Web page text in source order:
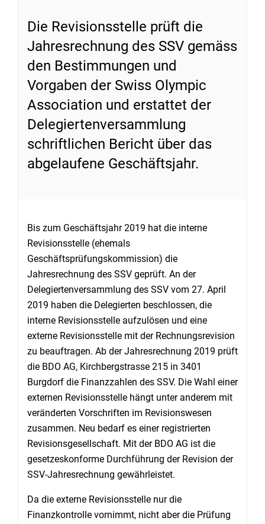
Die Revisionsstelle prüft die
Jahresrechnung des SSV gemäss
den Bestimmungen und
Vorgaben der Swiss Olympic
Association und erstattet der
Delegiertenversammlung
schriftlichen Bericht über das
abgelaufene Geschäftsjahr.
Bis zum Geschäftsjahr 2019 hat die interne
Revisionsstelle (ehemals
Geschäftsprüfungskommission) die
Jahresrechnung des SSV geprüft. An der
Delegiertenversammlung des SSV vom 27. April
2019 haben die Delegierten beschlossen, die
interne Revisionsstelle aufzulösen und eine
externe Revisionsstelle mit der Rechnungsrevision
zu beauftragen. Ab der Jahresrechnung 2019 prüft
die BDO AG, Kirchbergstrasse 215 in 3401
Burgdorf die Finanzzahlen des SSV. Die Wahl einer
externen Revisionsstelle hängt unter anderem mit
veränderten Vorschriften im Revisionswesen
zusammen. Neu bedarf es einer registrierten
Revisionsgesellschaft. Mit der BDO AG ist die
gesetzeskonforme Durchführung der Revision der
SSV-Jahresrechnung gewährleistet.
Da die externe Revisionsstelle nur die
Finanzkontrolle vornimmt, nicht aber die Prüfung